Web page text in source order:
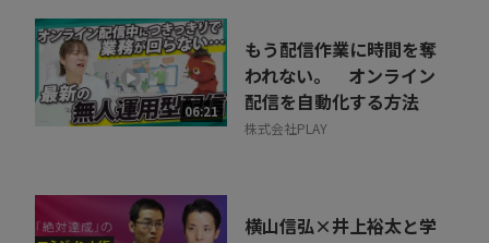
06:21
もう配信作業に時間を奪
われない。 オンライン
配信を自動化する方法
株式会社PLAY
横山信弘×井上裕太と学